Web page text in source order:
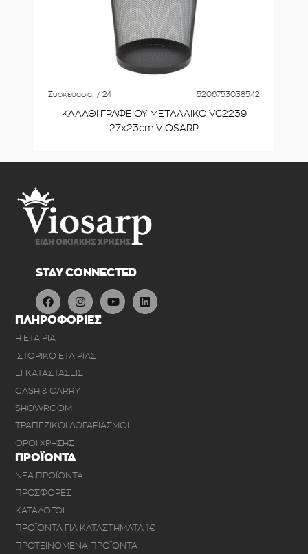
Συσκευασία: / 24 5206753038542
ΚΑΛΑΘΙ ΓΡΑΦΕΙΟΥ ΜΕΤΑΛΛΙΚΟ VC2239
27x23cm VIOSARP
STAY CONNECTED
ΠΛΗΡΟΦΟΡΙΕΣ
Η ΕΤΑΙΡΙΑ
ΙΣΤΟΡΙΚΟ ΕΤΑΙΡΙΑΣ
ΕΓΚΑΤΑΣΤΑΣΕΙΣ
CASH & CARRY
SHOWROOM
ΤΡΑΠΕΖΙΚΟΙ ΛΟΓΑΡΙΑΣΜΟΙ
ΟΡΟΙ ΧΡΗΣΗΣ
ΠΡΟΪΟΝΤΑ
ΝΕΑ ΠΡΟΪΟΝΤΑ
ΠΡΟΣΦΟΡΕΣ
ΚΑΤΑΛΟΓΟΙ
ΠΡΟΪΟΝΤΑ ΓΙΑ ΚΑΤΑΣΤΗΜΑΤΑ 1€
ΠΡΟΤΕΙΝΟΜΕΝΑ ΠΡΟΪΟΝΤΑ